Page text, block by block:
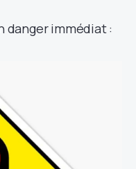
danger immédiat :